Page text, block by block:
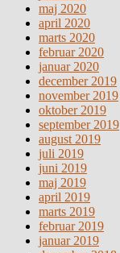
maj 2020
april 2020
marts 2020
februar 2020
januar 2020
december 2019
november 2019
oktober 2019
september 2019
august 2019
juli 2019
juni 2019
maj 2019
april 2019
marts 2019
februar 2019
januar 2019